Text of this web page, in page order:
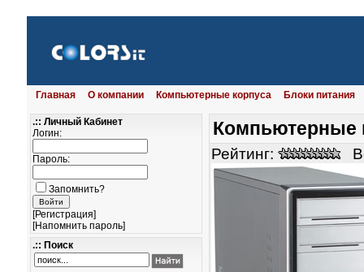
Главная О компании Компьютерные корпуса Блоки питания
.:: Личный Кабинет
Логин:
Пароль:
Запомнить?
[Регистрация]
[Напомнить пароль]
.:: Поиск
Компьютерные
Рейтинг: